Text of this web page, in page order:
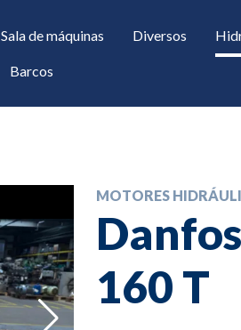
Sala de máquinas Diversos
Barcos
MOTORES
160 T